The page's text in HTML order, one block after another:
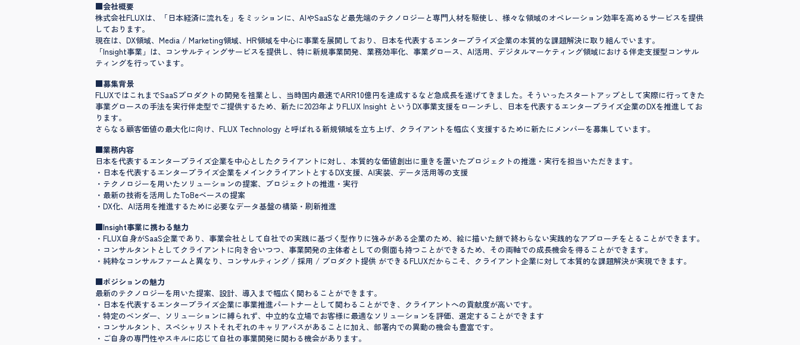
■会社概要
株式会社FLUXは、「日本経済に流れを」をミッションに、AIやSaaSなど最先端のテクノロジーと専門人材を駆使し、様々な領域のオペレーション効率を高めるサービスを提供
しております。
現在は、DX領域、Media / Marketing領域、HR領域を中心に事業を展開しており、日本を代表するエンタープライズ企業の本質的な課題解決に取り組んでいます。
「Insight事業」は、コンサルティングサービスを提供し、特に新規事業開発、業務効率化、事業グロース、AI活用、デジタルマーケティング領域における伴走支援型コンサル
ティングを行っています。
■募集背景
FLUXではこれまでSaaSプロダクトの開発を祖業とし、当時国内最速でARR10億円を達成するなど急成長を遂げてきました。そういったスタートアップとして実際に行ってきた
事業グロースの手法を実行伴走型でご提供するため、新たに2023年よりFLUX Insight というDX事業支援をローンチし、日本を代表するエンタープライズ企業のDXを推進してお
ります。
さらなる顧客価値の最大化に向け、FLUX Technology と呼ばれる新規領域を立ち上げ、クライアントを幅広く支援するために新たにメンバーを募集しています。
■業務内容
日本を代表するエンタープライズ企業を中心としたクライアントに対し、本質的な価値創出に重きを置いたプロジェクトの推進・実行を担当いただきます。
・日本を代表するエンタープライズ企業をメインクライアントとするDX支援、AI実装、データ活用等の支援
・テクノロジーを用いたソリューションの提案、プロジェクトの推進・実行
・最新の技術を活用したToBeベースの提案
・DX化、AI活用を推進するために必要なデータ基盤の構築・刷新推進
■Insight事業に携わる魅力
・FLUX自身がSaaS企業であり、事業会社として自社での実践に基づく型作りに強みがある企業のため、絵に描いた餅で終わらない実践的なアプローチをとることができます。
・コンサルタントとしてクライアントに向き合いつつ、事業開発の主体者としての側面も持つことができるため、その両軸での成長機会を得ることができます。
・純粋なコンサルファームと異なり、コンサルティング / 採用 / プロダクト提供 ができるFLUXだからこそ、クライアント企業に対して本質的な課題解決が実現できます。
■ポジションの魅力
最新のテクノロジーを用いた提案、設計、導入まで幅広く関わることができます。
・日本を代表するエンタープライズ企業に事業推進パートナーとして関わることができ、クライアントへの貢献度が高いです。
・特定のベンダー、ソリューションに縛られず、中立的な立場でお客様に最適なソリューションを評価、選定することができます
・コンサルタント、スペシャリストそれぞれのキャリアパスがあることに加え、部署内での異動の機会も豊富です。
・ご自身の専門性やスキルに応じて自社の事業開発に関わる機会があります。